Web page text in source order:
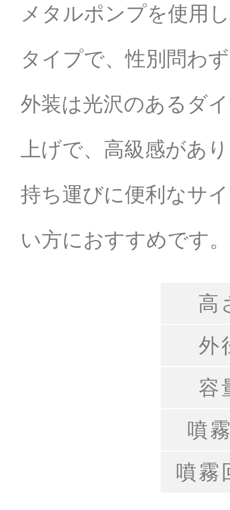
メタルポンプを使用
タイプで、性別問わ
外装は光沢のあるダ
上げで、高級感があ
持ち運びに便利なサ
い方におすすめです。
高
外
容
噴
噴霧